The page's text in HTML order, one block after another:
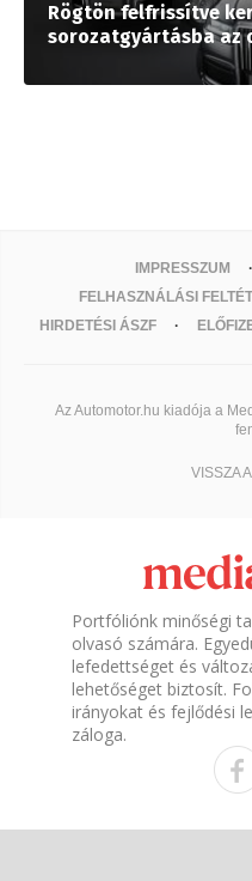
Rögtön felfrissítve
sorozatgyártásba az
IMPRESSZUM
FELHASZNÁLÁSI
HIRDETÉSI ÁSZF
Az Automotor.hu kiadója a
VISSZA
Portfóliónk minőségi
olvasó számára.
lefedettséget és
lehetőséget biztosít.
irányokat és fejlődési
záloga.